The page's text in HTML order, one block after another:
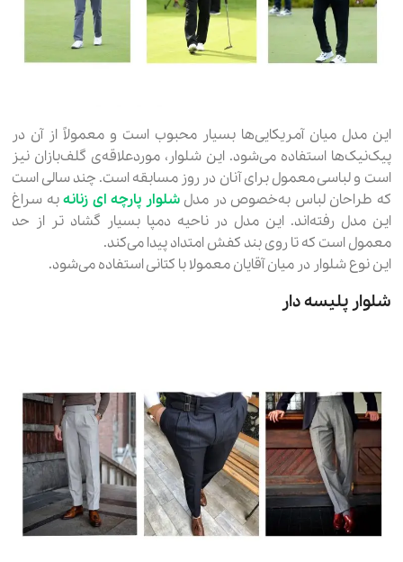
این مدل میان آمریکایی‌ها بسیار محبوب است و معمولاً از آن در
پیک‌نیک‌ها استفاده می‌شود. این شلوار، موردعلاقه‌ی گلف‌بازان نیز
است و لباسی معمول برای آنان در روز مسابقه است. چند سالی است
که طراحان لباس به‌خصوص در مدلشلوار پارچه ای زنانهبه سراغ
این مدل رفته‌اند. این مدل در ناحیه دمپا بسیار گشاد تر از حد
معمول است که تا روی بند کفش امتداد پیدا می‌کند.
این نوع شلوار در میان آقایان معمولا با کتانی استفاده می‌شود.
شلوار پلیسه دار